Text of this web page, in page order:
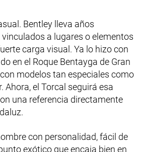
Bentley lleva años
a lugares o elementos
carga visual. Ya lo hizo con
en el Roque Bentayga de Gran
modelos tan especiales como
Ahora, el Torcal seguirá esa
una referencia directamente
con personalidad, fácil de
exótico que encaja bien en